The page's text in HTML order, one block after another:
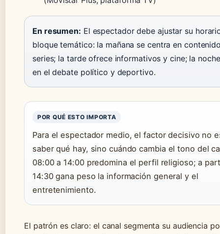
En resumen: El espectador debe ajustar su
bloque temático: la mañana se centra en
series; la tarde ofrece informativos y cine; la
en el debate político y deportivo.
POR QUÉ ESTO IMPORTA
Para el espectador medio, el factor decisivo no
saber qué hay, sino cuándo cambia el tono del
08:00 a 14:00 predomina el perfil religioso; a
14:30 gana peso la información general y el
entretenimiento.
El patrón es claro: el canal segmenta su audiencia